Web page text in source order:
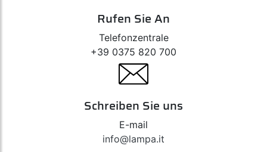
Rufen Sie An
Telefonzentrale
+39 0375 820 700
Schreiben Sie uns
E-mail
info@lampa.it